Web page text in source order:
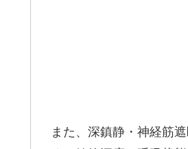
また、深鎮静・神経筋